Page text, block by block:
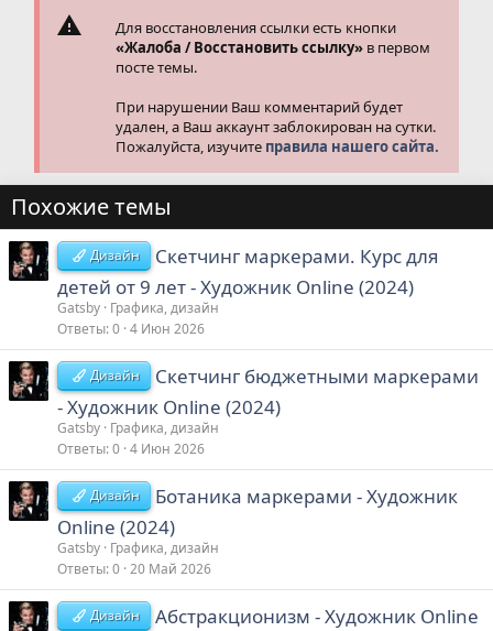
Для восстановления ссылки есть кнопки
«Жалоба / Восстановить ссылку» в первом
посте темы.
При нарушении Ваш комментарий будет
удален, а Ваш аккаунт заблокирован на сутки.
Пожалуйста, изучите правила нашего сайта.
Похожие темы
Дизайн
Скетчинг маркерами. Курс для
детей от 9 лет - Художник Online (2024)
Gatsby Графика, дизайн
Ответы 0 4 Июн 2026
Дизайн
Скетчинг бюджетными маркерами
- Художник Online (2024)
Gatsby Графика, дизайн
Ответы 0 4 Июн 2026
Дизайн
Ботаника маркерами - Художник
Online (2024)
Gatsby Графика, дизайн
Ответы 0 20 Май 2026
Дизайн
Абстракционизм - Художник Online